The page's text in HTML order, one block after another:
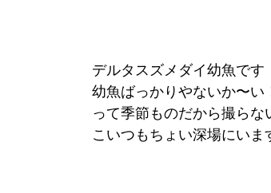
デルタスズメダイ幼魚です
幼魚ばっかりやないか〜い
って季節ものだから撮らな
こいつもちょい深場にいま